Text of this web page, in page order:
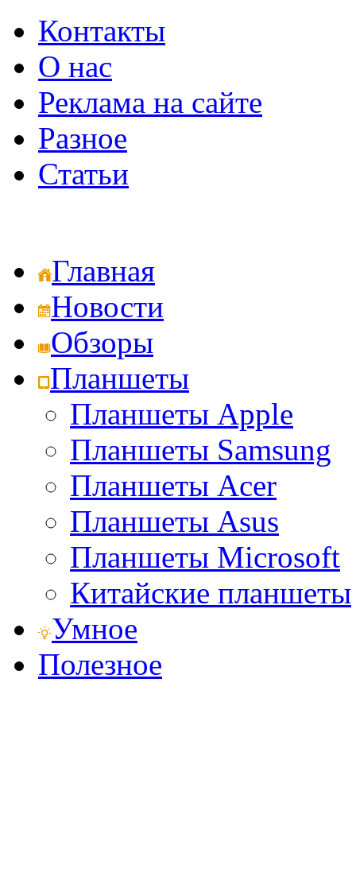
Контакты
О нас
Реклама на сайте
Разное
Статьи
Главная
Новости
Обзоры
Планшеты
Планшеты Apple
Планшеты Samsung
Планшеты Acer
Планшеты Asus
Планшеты Microsoft
Китайские планшеты
Умное
Полезное